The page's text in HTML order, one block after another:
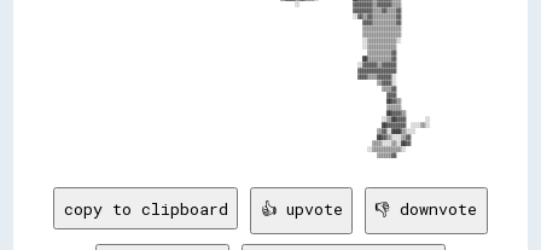
                                                                            ░░                      ▓▓▓▓▓▓▓▓▒▒▓▓▓▓▓▓▒▒▒▒
                                                                                                    ▓▓▓▓▓▓▓▓▒▒▒▒▓▓▒▒▒▒▓▓
                                                                                                    ░░▓▓▒▒▓▓▒▒▒▒▒▒▒▒▒▒▓▓
                                                                                                        ▓▓▓▓▒▒▒▒▒▒▒▒▒▒▓▓
                                                                                                        ▒▒▒▒▒▒▒▒▒▒▒▒▒▒▒▒
                                                                                                        ▒▒▒▒▒▒▒▒▒▒▒▒▒▒▒▒
                                                                                                        ░░▒▒▒▒▒▒▒▒▒▒▒▒░░
                                                                                                        ░░▒▒▒▒▒▒▒▒▒▒▒▒
                                                                                                          ▒▒▒▒▒▒▒▒▒▒▓▓
                                                                                                        ██▒▒▒▒▒▒▒▒▒▒▓▓
                                                                                                      ░░▓▓▓▓▓▓▒▒▓▓▓▓▓▓
                                                                                                      ▓▓▓▓▓▓▓▓▓▓▓▓▓▓▓▓
                                                                                                      ▓▓▓▓▒▒▒▒▓▓▓▓▓▓░░
                                                                                                              ▒▒▓▓▓▓░░
                                                                                                                ▒▒▒▒▓▓
                                                                                                                  ▓▓▓▓
                                                                                                                  ██▓▓▒▒
                                                                                                                  ▒▒▒▒▒▒
                                                                                                                  ██▓▓▓▓▒▒
                                                                                                                ░░▒▒██▓▓▓▓        ░░
                                                                                                                ██▓▓▓▓▓▓▓▓  ░░░░▒▒░░
                                                                                                              ▒▒▓▓░░████▒▒░░░░
                                                                                                              ██▓▓▒▒░░░░▒▒▓▓
                                                                                                            ▒▒▒▒░░░░▒▒░░██▓▓
                                                                                                          ░░▒▒▒▒▒▒▒▒▒▒▒▒░░
copy to clipboard 👍 upvote 👎 downvote